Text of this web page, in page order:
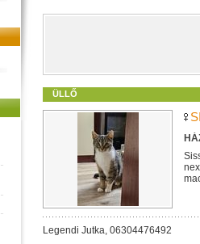
ÜLLŐ
Legendi Jutka, 06304476492